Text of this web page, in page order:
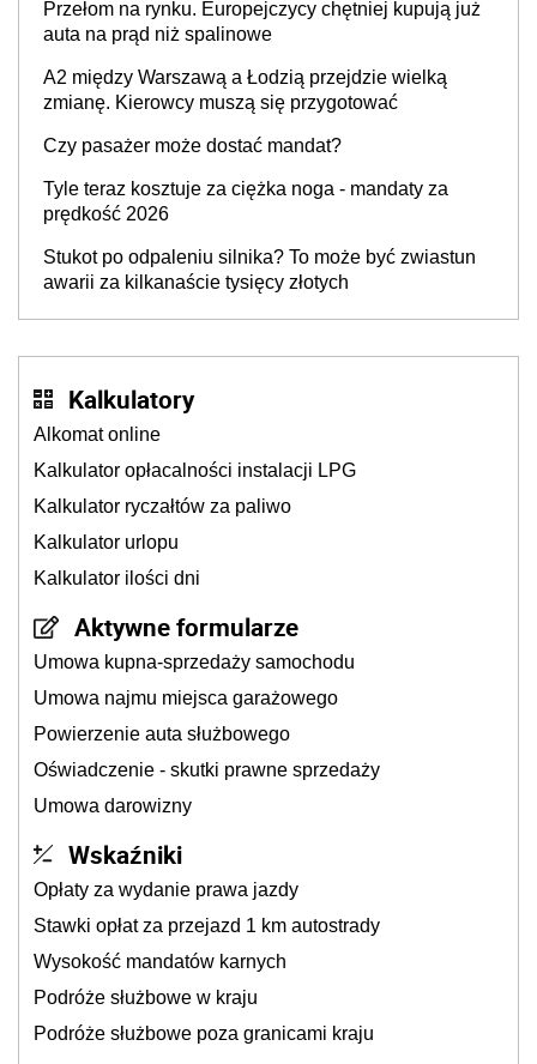
Przełom na rynku. Europejczycy chętniej kupują już
auta na prąd niż spalinowe
A2 między Warszawą a Łodzią przejdzie wielką
zmianę. Kierowcy muszą się przygotować
Czy pasażer może dostać mandat?
Tyle teraz kosztuje za ciężka noga - mandaty za
prędkość 2026
Stukot po odpaleniu silnika? To może być zwiastun
awarii za kilkanaście tysięcy złotych
Kalkulatory
Alkomat online
Kalkulator opłacalności instalacji LPG
Kalkulator ryczałtów za paliwo
Kalkulator urlopu
Kalkulator ilości dni
Aktywne formularze
Umowa kupna-sprzedaży samochodu
Umowa najmu miejsca garażowego
Powierzenie auta służbowego
Oświadczenie - skutki prawne sprzedaży
Umowa darowizny
Wskaźniki
Opłaty za wydanie prawa jazdy
Stawki opłat za przejazd 1 km autostrady
Wysokość mandatów karnych
Podróże służbowe w kraju
Podróże służbowe poza granicami kraju